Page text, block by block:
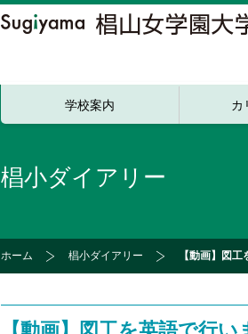
学校案内 カ
椙小ダイアリー
ホーム 椙小ダイアリー 【動画】図